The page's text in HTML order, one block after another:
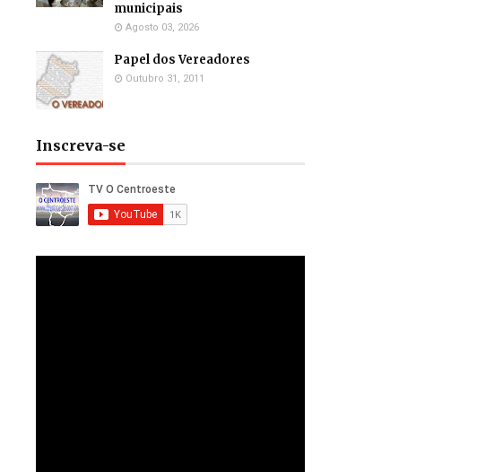
municipais
Agosto 03, 2026
Papel dos Vereadores
Outubro 31, 2011
Inscreva-se